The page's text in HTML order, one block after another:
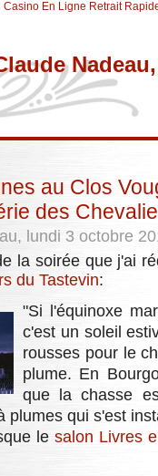
Casino En Ligne Retrait
au Clos
des
lundi 3 octobre
la soirée que j'ai
du Tastevin:
"Si l'équinoxe
c'est un soleil
rousses pour le
plume. En
que la chasse
plumes qui s'est
le salon Livres